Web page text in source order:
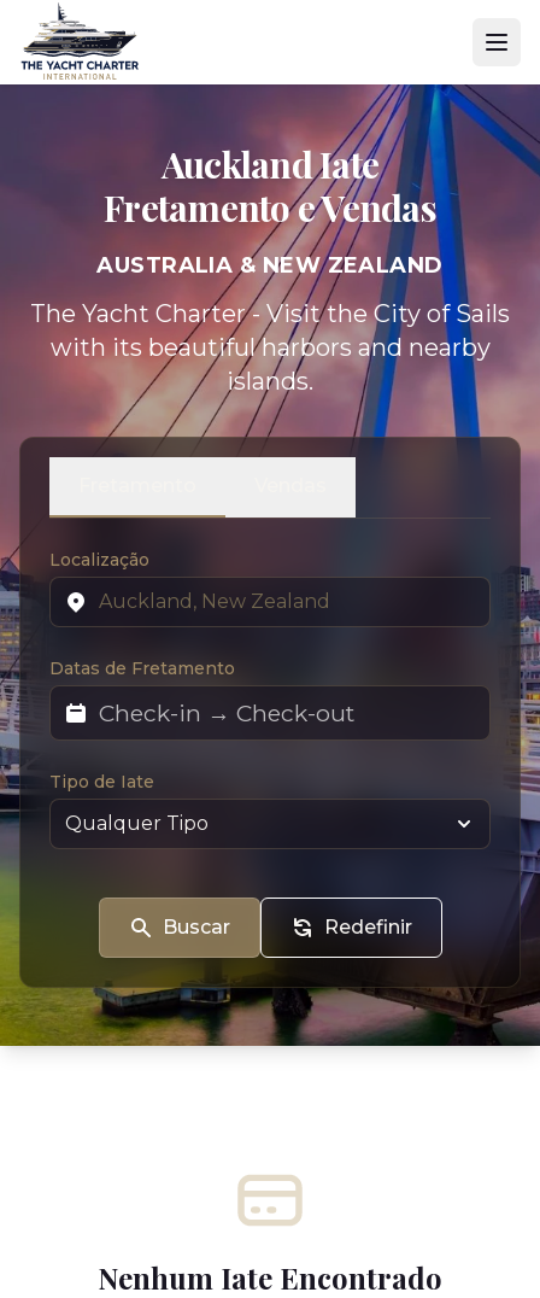
Auckland Iate
Fretamento e Vendas
AUSTRALIA & NEW ZEALAND
The Yacht Charter - Visit the City of Sails
with its beautiful harbors and nearby
islands.
Localização
Datas de Fretamento
Tipo de Iate
Buscar Redefinir
Nenhum Iate Encontrado